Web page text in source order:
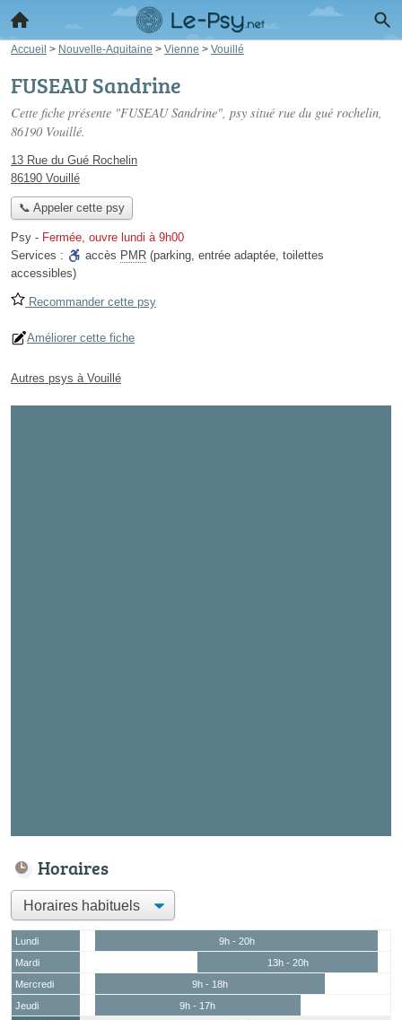
Accueil > Nouvelle-Aquitaine > Vienne > Vouillé
FUSEAU Sandrine
Cette fiche présente "FUSEAU Sandrine", psy situé rue du gué rochelin,
86190 Vouillé.
13 Rue du Gué Rochelin
86190 Vouillé
📞 Appeler cette psy
Psy - Fermée, ouvre lundi à 9h00
Services :
accès PMR (parking, entrée adaptée, toilettes
accessibles)
Recommander cette psy
Améliorer cette fiche
Autres psys à Vouillé
Horaires
Lundi
9h - 20h
Mardi
13h - 20h
Mercredi
9h - 18h
Jeudi
9h - 17h